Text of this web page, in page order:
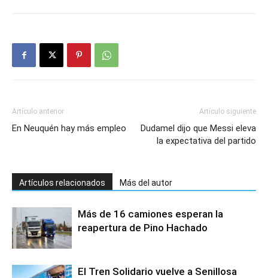
Artículo anterior
En Neuquén hay más empleo
Artículo siguiente
Dudamel dijo que Messi eleva
la expectativa del partido
Artículos relacionados Más del autor
Más de 16 camiones esperan la
reapertura de Pino Hachado
El Tren Solidario vuelve a Senillosa